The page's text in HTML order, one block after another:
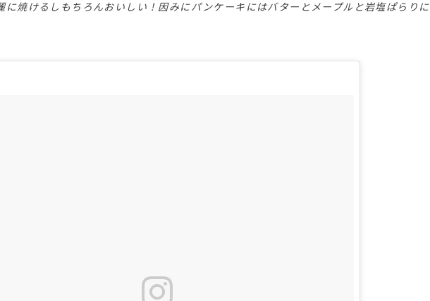
に焼けるしもちろんおいしい！因みにパンケーキにはバターとメープルと岩塩ぱらりに